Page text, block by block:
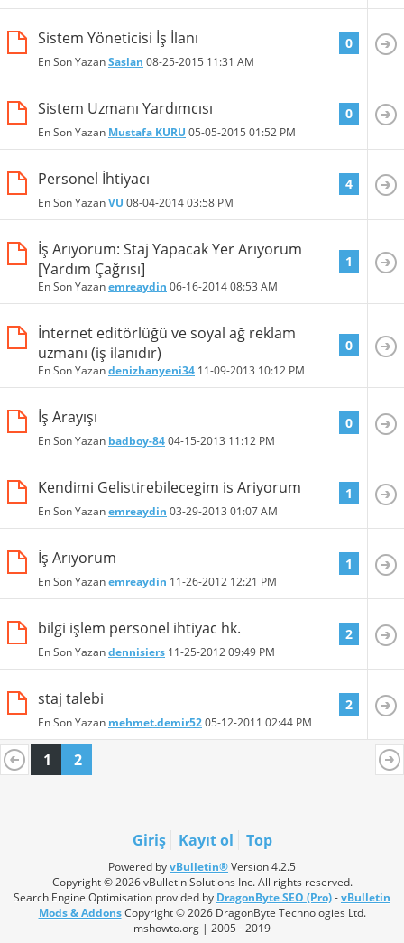
Sistem Yöneticisi İş İlanı
En Son YazanSaslan 08-25-2015 11:31 AM
0
Sistem Uzmanı Yardımcısı
En Son Yazan Mustafa KURU 05-05-2015 01:52 PM
0
Personel İhtiyacı
En Son YazanVU 08-04-201403:58 PM
4
İş Arıyorum: Staj Yapacak Yer Arıyorum
[Yardım Çağrısı]
En Son Yazanemreaydin 06-16-201408:53 AM
1
İnternet editörlüğü ve soyal ağ reklam
uzmanı (iş ilanıdır)
En Son Yazandenizhanyeni34 11-09-2013 10:12 PM
0
İş Arayışı
En Son Yazan badboy-8404-15-2013 11:12 PM
0
Kendimi Gelistirebilecegim is Ariyorum
En Son Yazanemreaydin 03-29-2013 01:07 AM
1
İş Arıyorum
En Son Yazanemreaydin 11-26-2012 12:21 PM
1
bilgi işlem personel ihtiyac hk.
En Son Yazandennisiers 11-25-201209:49 PM
2
staj talebi
En Son Yazan mehmet.demir5205-12-2011 02:44 PM
2
1 2
Giriş Kayıt ol Top
Powered byvBulletin®Version 4.2.5
Copyright © 2026 vBulletin Solutions Inc. All rights reserved.
Search Engine Optimisation provided by DragonByte SEO (Pro)-vBulletin
Mods & AddonsCopyright © 2026 DragonByte Technologies Ltd.
mshowto.org | 2005 - 2019